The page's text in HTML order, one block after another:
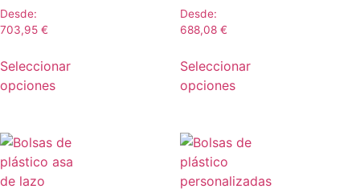
Desde:
703,95 €
Seleccionar
opciones
Desde:
688,08 €
Seleccionar
opciones